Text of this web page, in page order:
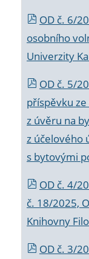
OD č. 6/
osobního
Univerzity
OD č. 5/
příspěvku
z úvěru na
z účelového
s bytovými
OD č. 4/
č. 18/2025,
Knihovny
OD č. 3/